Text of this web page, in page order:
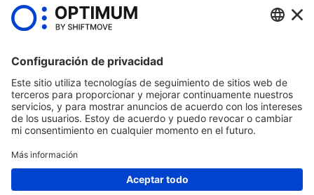
Carreras
Prensa
©2026Automoción óptima
Política de confidencialidad
Términos y condiciones
Aviso legal
Suprimir Optimum Connect